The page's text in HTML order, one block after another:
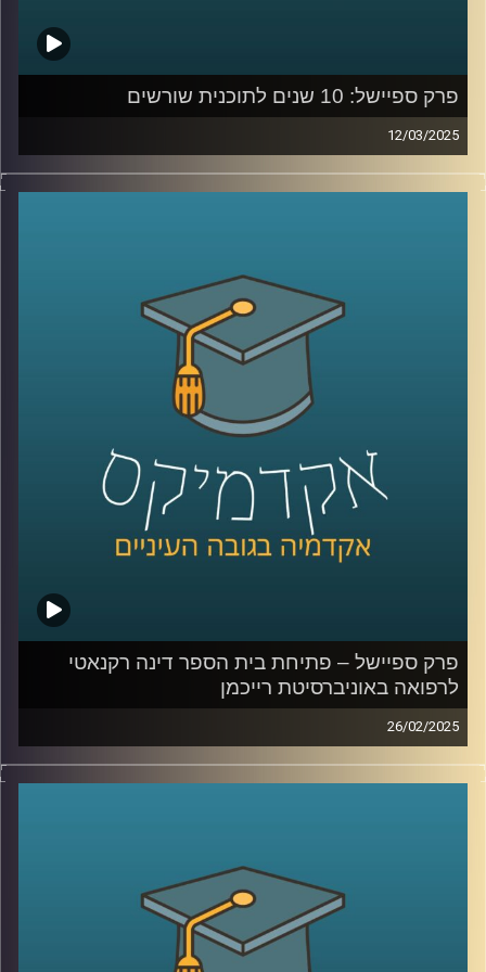
פרק ספיישל: 10 שנים לתוכנית שורשים
12/03/2025
תוכנית שורשים
באוניברסיטת רייכמן פועלת מאז 2016 במטרה
לשלב פצועי ופצועות צה”ל בעולם האקדמיה כחלק מתהליך
אירחתי את רייצ’ל טומס רזניק – מנהלת מרכז הנגישות וכישורי
הלמידה והתוכנית, נעם שייר ויובל תמיר – חונכים בתוכנית,
ורועי משה – משתתף במסלול.
בואו לשמוע על הדרך, האתגרים וההשפעה האדירה של
שורשים על חייהם של רבים!
קרדיט תמונות:AudioVersity
פרק ספיישל – פתיחת בית הספר דינה רקנאטי
לרפואה באוניברסיטת רייכמן
26/02/2025
אוניברסיטת רייכמן ממשיכה להתרחב ולהתבסס, והפעם עם
הקמת בית הספר לרפואה על שם דינה רקנאטי. כיום, רק 30%
באירוע הפתיחה התקיים טקס ה”חלוק הלבן”, המסמן את
תחילת הלימודים הקליניים של הסטודנטים ואת מחויבותם
לערכי הרפואה. במסגרת הטקס קיבלו הסטודנטים את חלוקי